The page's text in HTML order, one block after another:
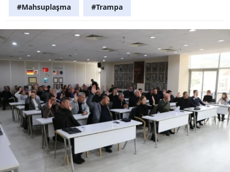
#Mahsuplaşma #Trampa